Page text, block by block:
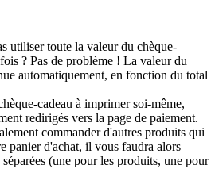
utiliser toute la valeur du chèque-
? Pas de problème ! La valeur du
automatiquement, en fonction du total
cadeau à imprimer soi-même,
redirigés vers la page de paiement.
commander d'autres produits qui
panier d'achat, il vous faudra alors
(une pour les produits, une pour